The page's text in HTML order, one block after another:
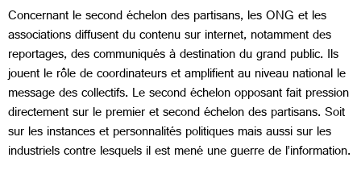
Concernant le second échelon des partisans, les ONG et les
associations diffusent du contenu sur internet, notamment des
reportages, des communiqués à destination du grand public. Ils
jouent le rôle de coordinateurs et amplifient au niveau national le
message des collectifs. Le second échelon opposant fait pression
directement sur le premier et second échelon des partisans. Soit
sur les instances et personnalités politiques mais aussi sur les
industriels contre lesquels il est mené une guerre de l’information.